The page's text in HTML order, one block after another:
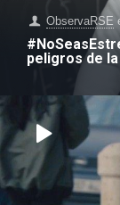
ObservaRSE
peligros de la